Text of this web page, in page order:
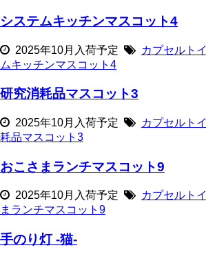
システムキッチンマスコット4
2025年10月入荷予定 カプセルトイ
ムキッチンマスコット4
研究消耗品マスコット3
2025年10月入荷予定 カプセルトイ
耗品マスコット3
おこさまランチマスコット9
2025年10月入荷予定 カプセルトイ
まランチマスコット9
手のり灯 -猫-